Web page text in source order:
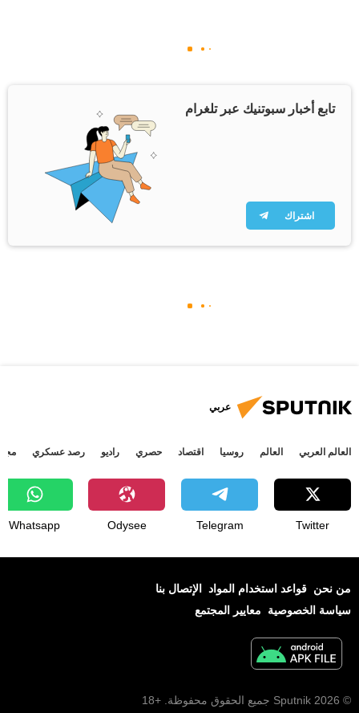
تابع أخبار سبوتنيك عبر تلغرام
اشتراك
عربي
العالم العربي العالم روسيا اقتصاد حصري راديو رصد عسكري
Twitter
Telegram
Odysee
Whatsapp
من نحن قواعد استخدام المواد
الإتصال بنا
سياسة الخصوصية
معايير المجتمع
© 2026 Sputnik جميع الحقوق محفوظة. +18